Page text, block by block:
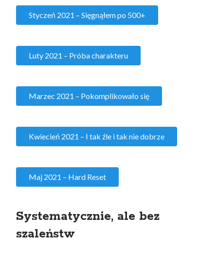
Styczeń 2021 – Sięgnąłem po 500+
Luty 2021 – Próba charakteru
Marzec 2021 – Pokomplikowało się
Kwiecień 2021 – I tak źle i tak nie dobrze
Maj 2021 – Hard Reset
Systematycznie, ale bez
szaleństw